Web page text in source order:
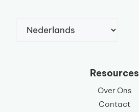
een
Resources
Over Ons
Contact